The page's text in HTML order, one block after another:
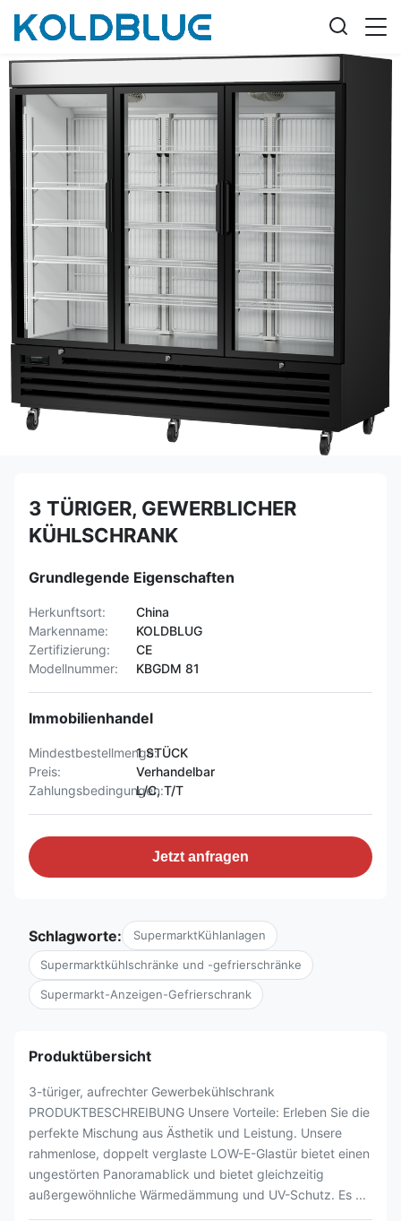
3 TÜRIGER, GEWERBLICHER
KÜHLSCHRANK
Grundlegende Eigenschaften
Herkunftsort:
China
Markenname:
KOLDBLUG
Zertifizierung:
CE
Modellnummer:
KBGDM 81
Immobilienhandel
Mindestbestellmenge:1 STÜCK
Preis:
Verhandelbar
Zahlungsbedingungen:
L/C, T/T
Jetzt anfragen
Schlagworte: SupermarktKühlanlagen
Supermarktkühlschränke und -gefrierschränke
Supermarkt-Anzeigen-Gefrierschrank
Produktübersicht
3-türiger, aufrechter Gewerbekühlschrank
PRODUKTBESCHREIBUNG Unsere Vorteile: Erleben Sie die
perfekte Mischung aus Ästhetik und Leistung. Unsere
rahmenlose, doppelt verglaste LOW-E-Glastür bietet einen
ungestörten Panoramablick und bietet gleichzeitig
außergewöhnliche Wärmedämmung und UV-Schutz. Es ...